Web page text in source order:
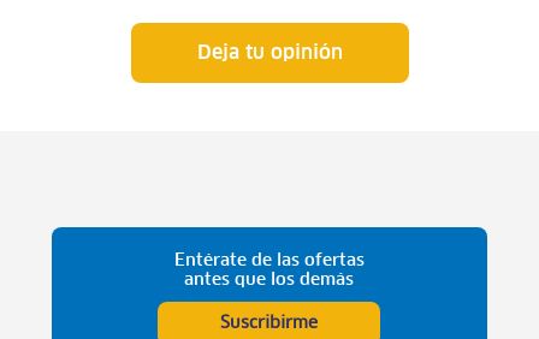
Deja tu opinión
Entérate de las ofertas
antes que los demás
Suscribirme